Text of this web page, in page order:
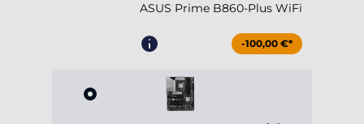
ASUS Prime B860-Plus WiFi
-100,00 €*